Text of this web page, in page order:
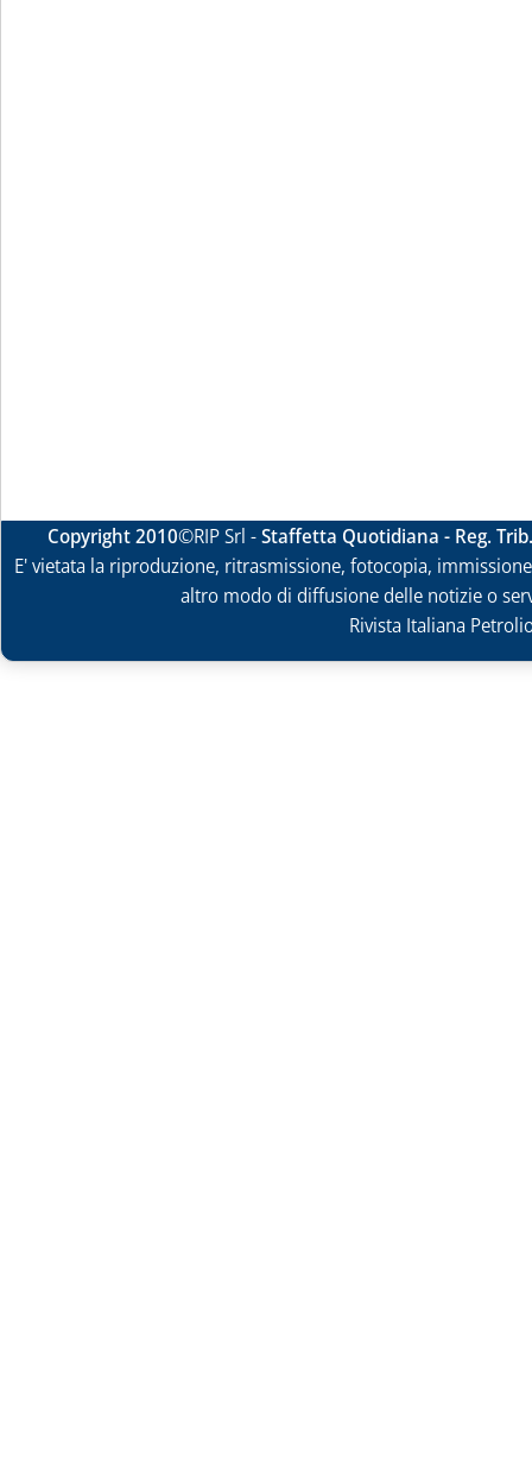
Copyright 2010©RIP Srl -Staffetta Quotidiana - Reg.
E' vietata la riproduzione, ritrasmissione, fotocopia,
altro modo di diffusione delle notizie o
Rivista Italiana